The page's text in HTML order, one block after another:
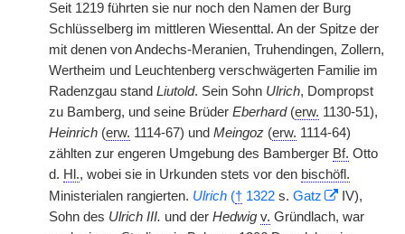
Seit 1219 führten sie nur noch den Namen der Burg
Schlüsselberg im mittleren Wiesenttal. An der Spitze der
mit denen von Andechs-Meranien, Truhendingen, Zollern,
Wertheim und Leuchtenberg verschwägerten Familie im
Radenzgau stand Liutold. Sein Sohn Ulrich, Dompropst
zu Bamberg, und seine Brüder Eberhard(erw. 1130-51),
Heinrich (erw. 1114-67) und Meingoz (erw. 1114-64)
zählten zur engeren Umgebung des Bamberger Bf. Otto
d. Hl., wobei sie in Urkunden stets vor den bischöfl.
Ministerialen rangierten. Ulrich († 1322 s. Gatz
IV),
Sohn des Ulrich III. und der Hedwig v. Gründlach, war